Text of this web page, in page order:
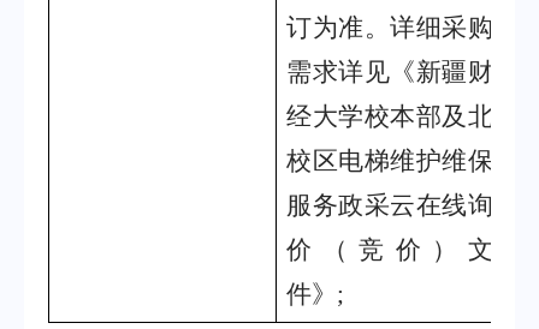
订为准。详细采购
需求详见《新疆财
经大学校本部及北
校区电梯维护维保
服务政采云在线询
价（竞价）文
件》 ;